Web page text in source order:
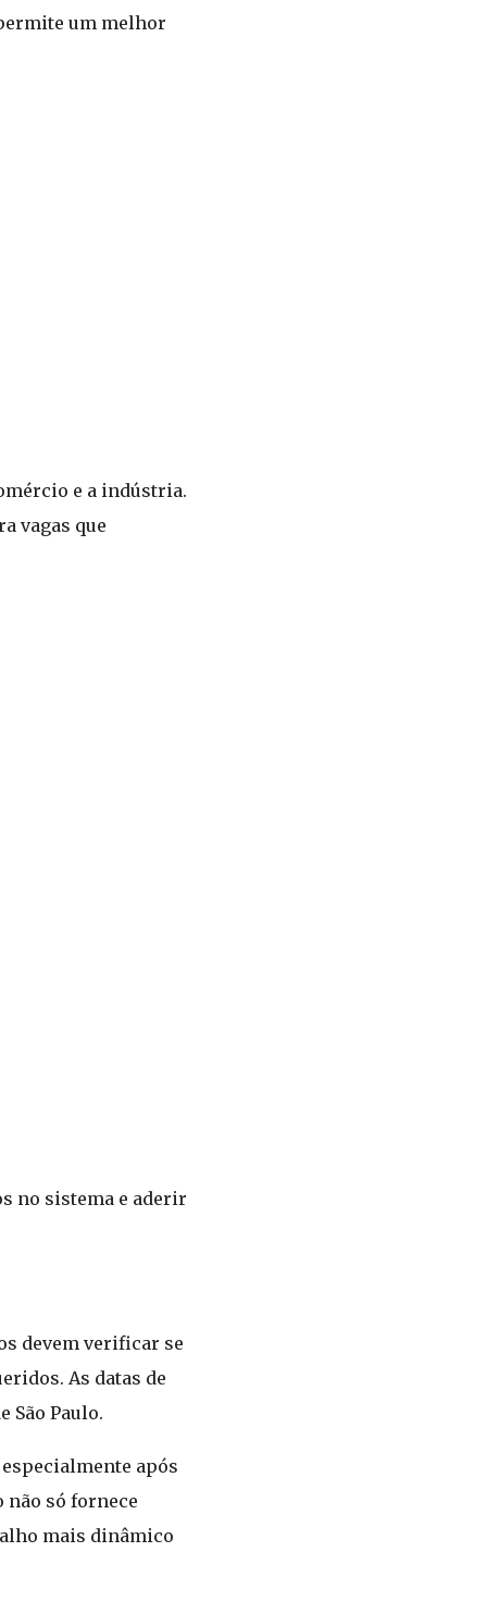
um melhor
e a indústria.
vagas que
no sistema e aderir
devem verificar se
As datas de
São Paulo.
após
não só fornece
mais dinâmico